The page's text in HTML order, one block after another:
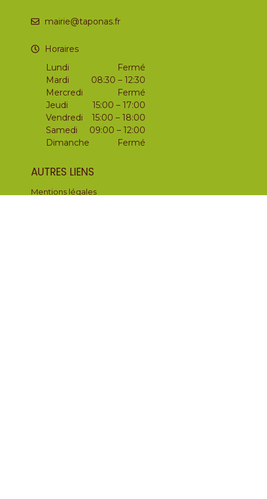
mairie@taponas.fr
Horaires
Lundi
Mardi
Mercredi
Jeudi
Vendredi
Samedi
Dimanche
Fermé
08:30 – 12:30
Fermé
15:00 – 17:00
15:00 – 18:00
09:00 – 12:00
Fermé
AUTRES LIENS
Mentions légales